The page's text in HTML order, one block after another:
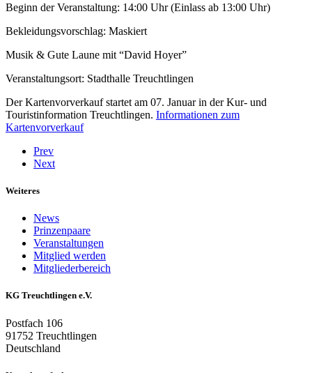
Beginn der Veranstaltung: 14:00 Uhr (Einlass ab 13:00 Uhr)
Bekleidungsvorschlag: Maskiert
Musik & Gute Laune mit “David Hoyer”
Veranstaltungsort: Stadthalle Treuchtlingen
Der Kartenvorverkauf startet am 07. Januar in der Kur- und
Touristinformation Treuchtlingen. Informationen zum
Kartenvorverkauf
Prev
Next
Weiteres
News
Prinzenpaare
Veranstaltungen
Mitglied werden
Mitgliederbereich
KG Treuchtlingen e.V.
Postfach 106
91752 Treuchtlingen
Deutschland